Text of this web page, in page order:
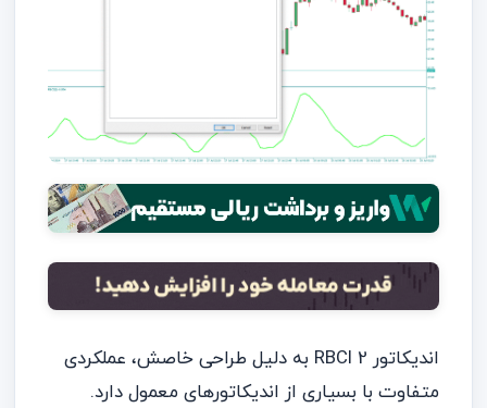
اندیکاتور RBCI 2 به دلیل طراحی خاصش، عملکردی
متفاوت با بسیاری از اندیکاتورهای معمول دارد.